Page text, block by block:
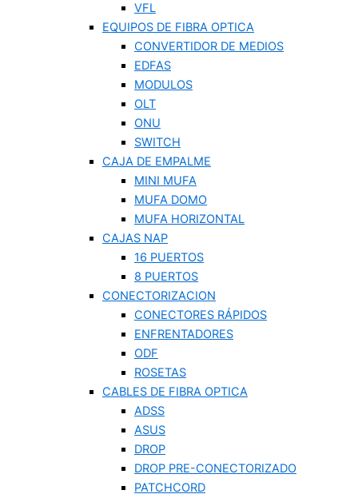
VFL
EQUIPOS DE FIBRA OPTICA
CONVERTIDOR DE MEDIOS
EDFAS
MODULOS
OLT
ONU
SWITCH
CAJA DE EMPALME
MINI MUFA
MUFA DOMO
MUFA HORIZONTAL
CAJAS NAP
16 PUERTOS
8 PUERTOS
CONECTORIZACION
CONECTORES RÁPIDOS
ENFRENTADORES
ODF
ROSETAS
CABLES DE FIBRA OPTICA
ADSS
ASUS
DROP
DROP PRE-CONECTORIZADO
PATCHCORD